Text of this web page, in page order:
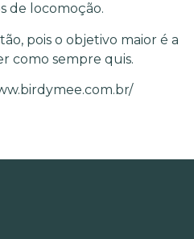
de locomoção.
pois o objetivo maior é a
como sempre quis.